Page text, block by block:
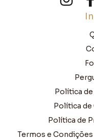
Política
Política de
Política de
Termos e